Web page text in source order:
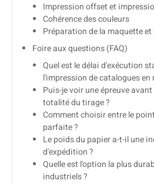
Impression offset et
Cohérence des couleurs
Préparation de la maquette
Foire aux questions (FAQ)
Quel est le délai d'exécution
l'impression de catalogues en
Puis-je voir une épreuve
totalité du tirage ?
Comment choisir entre le
parfaite ?
Le poids du papier a-t-il une
d'expédition ?
Quelle est l'option la plus
industriels ?